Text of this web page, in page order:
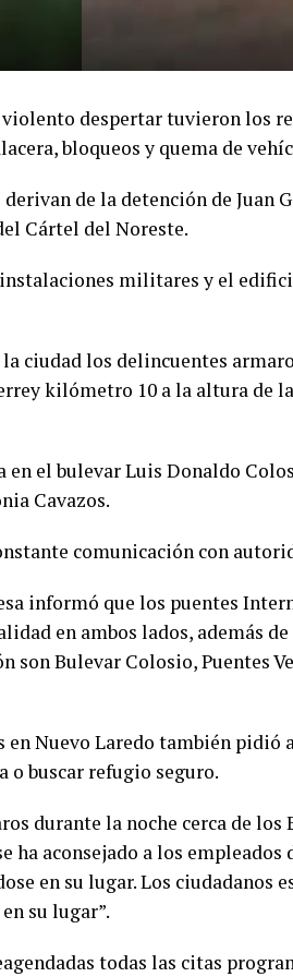
despertar tuvieron los
bloqueos y quema de
de la detención de Juan
Cártel del Noreste.
militares y el
ciudad los delincuentes
kilómetro 10 a la altura de
en el bulevar Luis Donaldo
Cavazos.
comunicación con
informó que los puentes
en ambos lados, además
Bulevar Colosio, Puentes
en Nuevo Laredo también pidió
o buscar refugio seguro.
durante la noche cerca de los
ha aconsejado a los
en su lugar. Los ciudadanos
su lugar”.
todas las citas